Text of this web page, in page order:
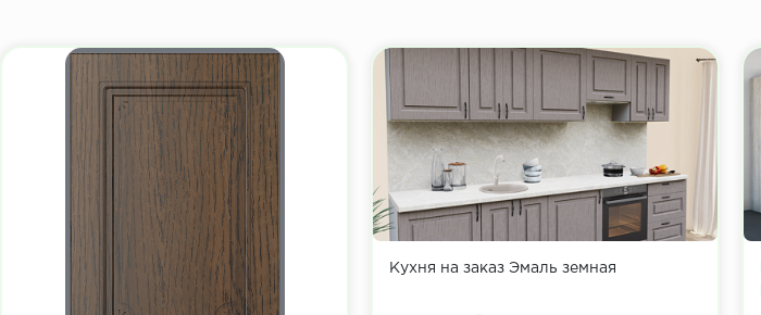
Кухня на заказ Эмаль земная